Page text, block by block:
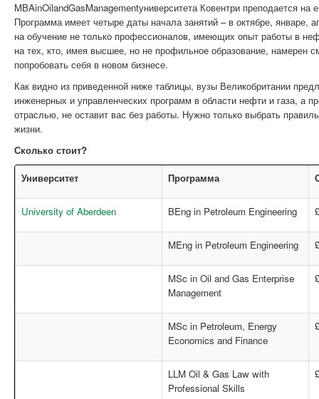
MBAinOilandGasManagementуниверситета Ковентри преподается на
Программа имеет четыре даты начала занятий – в октябре, январе,
на обучение не только профессионалов, имеющих опыт работы в
на тех, кто, имея высшее, но не профильное образование, намерен
попробовать себя в новом бизнесе.
Как видно из приведенной ниже таблицы, вузы Великобритании
инженерных и управленческих программ в области нефти и газа, а
отраслью, не оставит вас без работы. Нужно только выбрать
жизни.
Сколько стоит?
Университет Программа
University of Aberdeen BEng in Petroleum Engineering
MEng in Petroleum Engineering
MSc in Oil and Gas Enterprise
Management
MSc in Petroleum, Energy
Economics and Finance
LLM Oil & Gas Law with
Professional Skills